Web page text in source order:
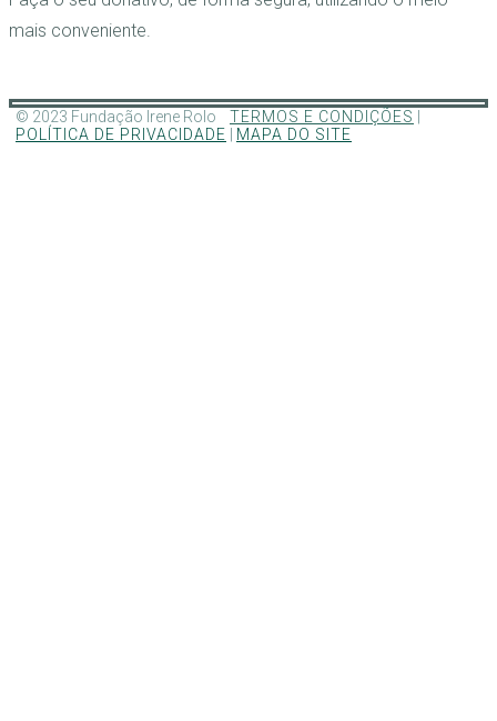
mais conveniente.
© 2023 Fundação Irene Rolo TERMOS E CONDIÇÕES
POLÍTICA DE PRIVACIDADE
MAPA DO SITE